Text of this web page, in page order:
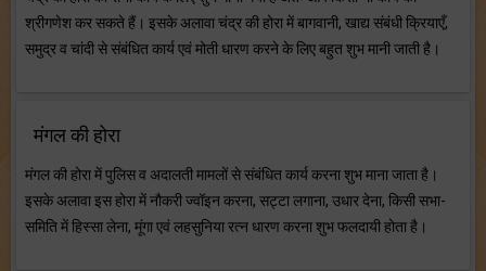
श्रीगणेश कर सकते हैं। इसके अलावा चंद्र की होरा में बागवानी, खाद्य संबंधी क्रियाएँ,
समुद्र व चांदी से संबंधित कार्य एवं मोती धारण करने के लिए बहुत शुभ मानी जाती है।
मंगल की होरा
मंगल की होरा में पुलिस व अदालती मामलों से संबंधित कार्य करना शुभ माना जाता है।
इसके अलावा इस होरा में नौकरी ज्वॉइन करना, सट्टा लगाना, उधार देना, किसी सभा-
समिति में हिस्सा लेना, मूंगा एवं लहसुनिया रत्न धारण करना शुभ फलदायी होता है।